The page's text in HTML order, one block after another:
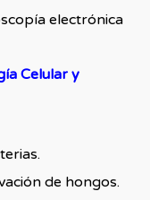
electrónica
Celular y
de hongos.